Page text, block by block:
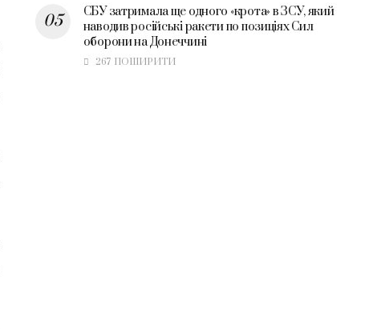
СБУ затримала ще одного «крота» в ЗСУ, який
наводив російські ракети по позиціях Сил
оборони на Донеччині
267 ПОШИРИТИ